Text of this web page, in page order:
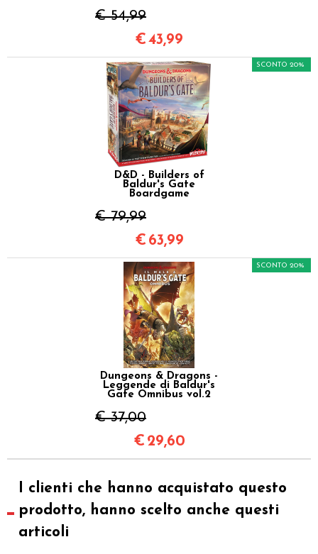
€ 54,99
€43,99
D&D - Builders of
Baldur's Gate
Boardgame
€ 79,99
SCONTO 20%
€ 63,99
Dungeons & Dragons -
Leggende di Baldur's
Gate Omnibus vol.2
€ 37,00
SCONTO 20%
€ 29,60
I clienti che hanno acquistato questo
prodotto, hanno scelto anche questi
articoli